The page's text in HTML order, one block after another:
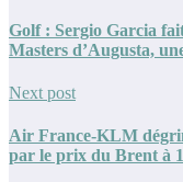
Golf : Sergio Garcia
Masters d’Augusta,
Next post
Air France-KLM
par le prix du Brent à